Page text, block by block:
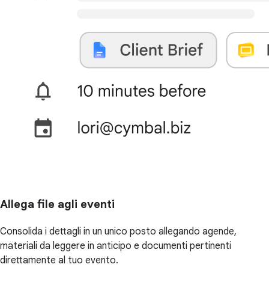
Allega file agli eventi
Consolida i dettagli in un unico posto allegando agende,
materiali da leggere in anticipo e documenti pertinenti
direttamente al tuo evento.